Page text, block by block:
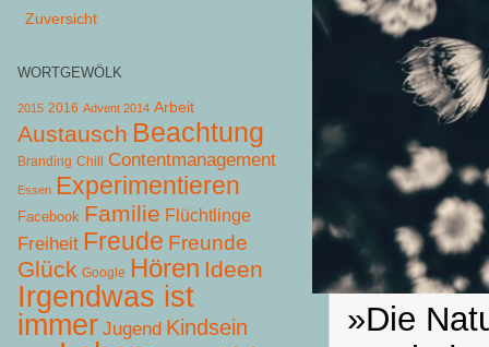
»Die
Zuversicht
WORTGEWÖLK
2015 2016 Advent 2014 Arbeit
Austausch Beachtung
Branding Chill Contentmanagement
Essen Experimentieren
Facebook Familie Flüchtlinge
Freiheit Freude Freunde
Glück Google Hören Ideen
Irgendwas ist
immer Jugend Kindsein